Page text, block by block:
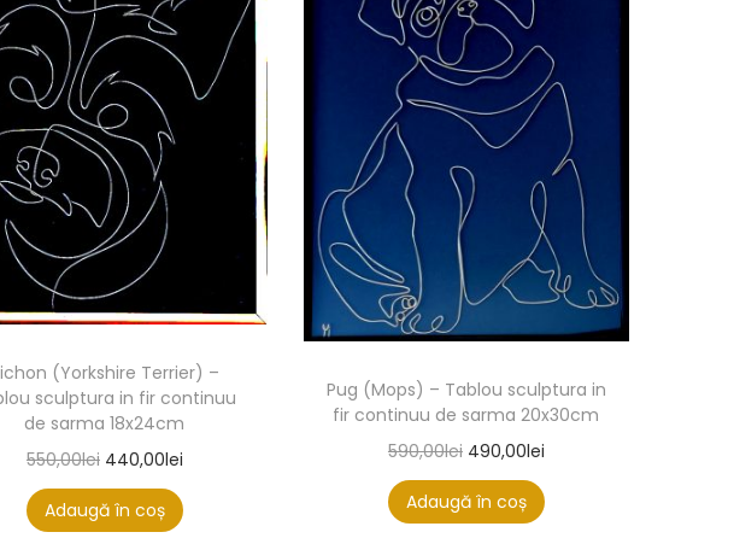
(Yorkshire Terrier) –
sculptura in fir continuu
de sarma 18x24cm
550,00lei 440,00lei
Adaugă în coș
Pug (Mops) – Tablou sculptura in
fir continuu de sarma 20x30cm
590,00lei 490,00lei
Adaugă în coș